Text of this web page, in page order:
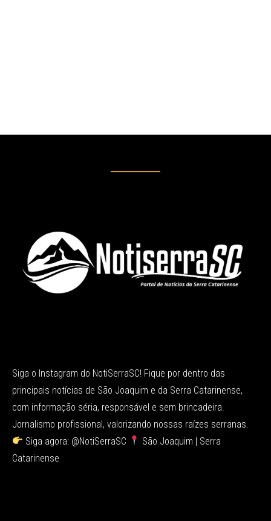
Siga o Instagram do NotiSerraSC! Fique por dentro das
principais notícias de São Joaquim e da Serra Catarinense,
com informação séria, responsável e sem brincadeira.
Jornalismo profissional, valorizando nossas raízes serranas.
Siga agora: @NotiSerraSC
São Joaquim | Serra
Catarinense